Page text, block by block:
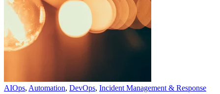
AIOps, Automation, DevOps, Incident Management & Response